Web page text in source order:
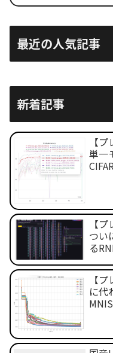
最近の人気記事
新着記事
【
単一
【
つい
る
【
に代